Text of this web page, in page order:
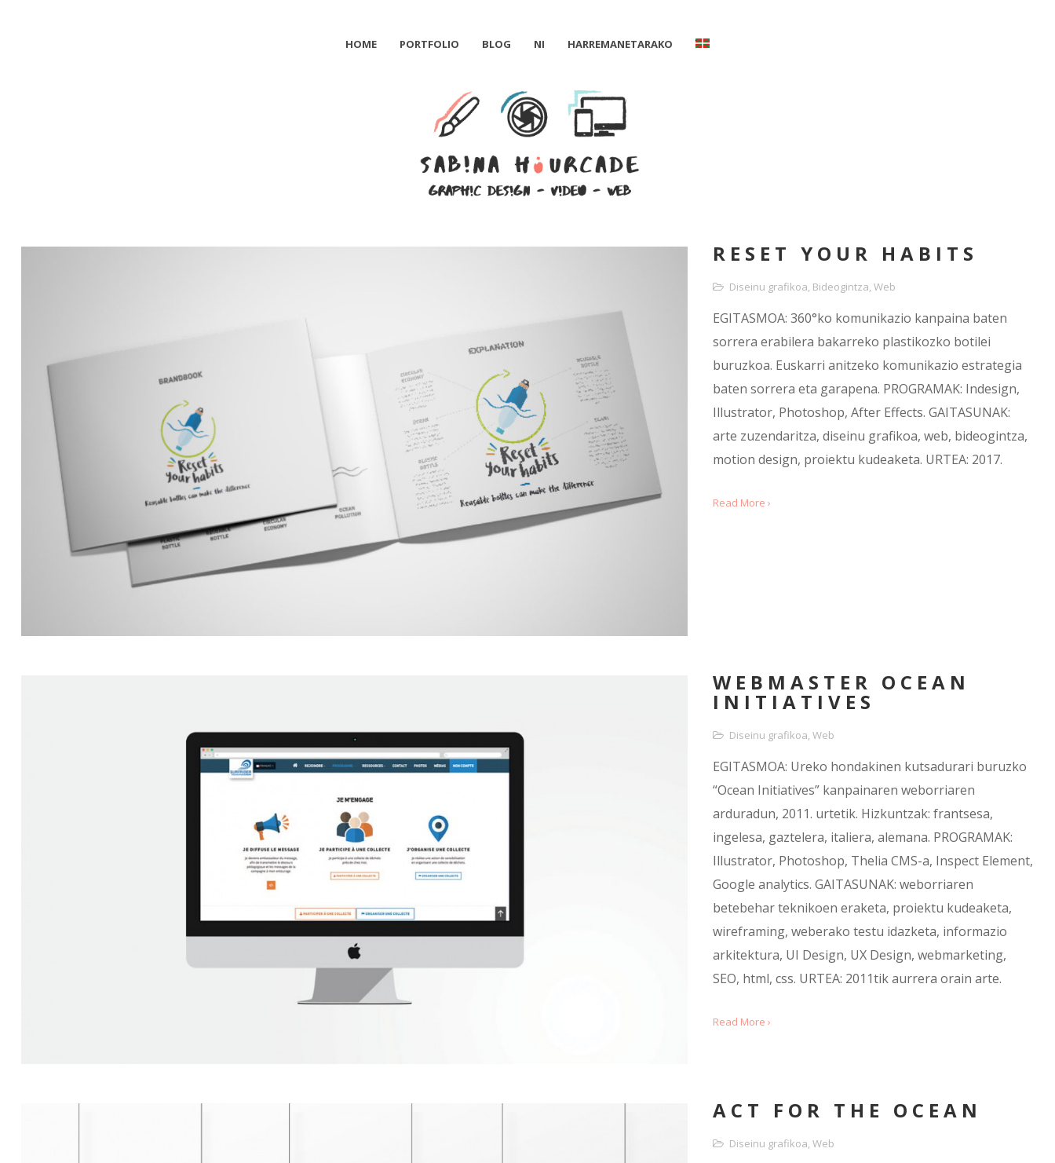
HOME PORTFOLIO BLOG NI HARREMANETARAKO
RESET YOUR HABITS
Diseinu grafikoa, Bideogintza,Web
EGITASMOA: 360°ko komunikazio kanpaina baten
sorrera erabilera bakarreko plastikozko botilei
buruzkoa. Euskarri anitzeko komunikazio estrategia
baten sorrera eta garapena. PROGRAMAK: Indesign,
Illustrator, Photoshop, After Effects. GAITASUNAK:
arte zuzendaritza, diseinu grafikoa, web, bideogintza,
motion design, proiektu kudeaketa. URTEA: 2017.
Read More ›
WEBMASTER OCEAN
INITIATIVES
Diseinu grafikoa,Web
EGITASMOA: Ureko hondakinen kutsadurari buruzko
“Ocean Initiatives” kanpainaren weborriaren
arduradun, 2011. urtetik. Hizkuntzak: frantsesa,
ingelesa, gaztelera, italiera, alemana. PROGRAMAK:
Illustrator, Photoshop, Thelia CMS-a, Inspect Element,
Google analytics. GAITASUNAK: weborriaren
betebehar teknikoen eraketa, proiektu kudeaketa,
wireframing, weberako testu idazketa, informazio
arkitektura, UI Design, UX Design, webmarketing,
SEO, html, css. URTEA: 2011tik aurrera orain arte.
Read More ›
ACT FOR THE OCEAN
Diseinu grafikoa,Web